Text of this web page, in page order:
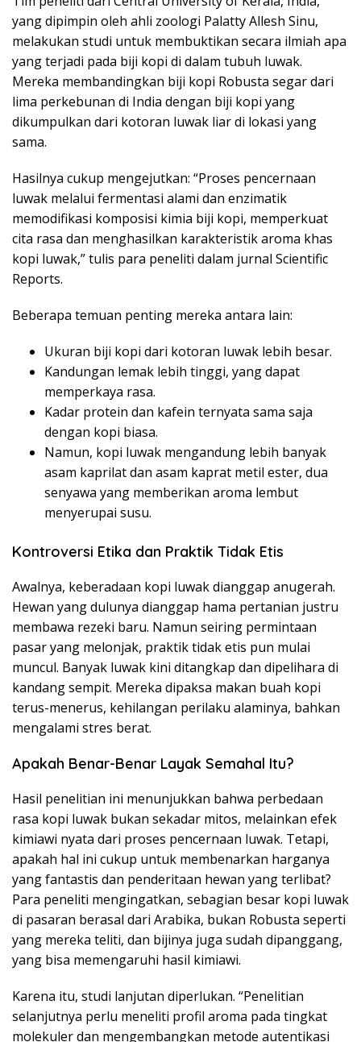
yang dipimpin oleh ahli zoologi Palatty Allesh Sinu,
melakukan studi untuk membuktikan secara ilmiah apa
yang terjadi pada biji kopi di dalam tubuh luwak.
Mereka membandingkan biji kopi Robusta segar dari
lima perkebunan di India dengan biji kopi yang
dikumpulkan dari kotoran luwak liar di lokasi yang
sama.
Hasilnya cukup mengejutkan: “Proses pencernaan
luwak melalui fermentasi alami dan enzimatik
memodifikasi komposisi kimia biji kopi, memperkuat
cita rasa dan menghasilkan karakteristik aroma khas
kopi luwak,” tulis para peneliti dalam jurnal Scientific
Reports.
Beberapa temuan penting mereka antara lain:
Ukuran biji kopi dari kotoran luwak lebih besar.
Kandungan lemak lebih tinggi, yang dapat
memperkaya rasa.
Kadar protein dan kafein ternyata sama saja
dengan kopi biasa.
Namun, kopi luwak mengandung lebih banyak
asam kaprilat dan asam kaprat metil ester, dua
senyawa yang memberikan aroma lembut
menyerupai susu.
Kontroversi Etika dan Praktik Tidak Etis
Awalnya, keberadaan kopi luwak dianggap anugerah.
Hewan yang dulunya dianggap hama pertanian justru
membawa rezeki baru. Namun seiring permintaan
pasar yang melonjak, praktik tidak etis pun mulai
muncul. Banyak luwak kini ditangkap dan dipelihara di
kandang sempit. Mereka dipaksa makan buah kopi
terus-menerus, kehilangan perilaku alaminya, bahkan
mengalami stres berat.
Apakah Benar-Benar Layak Semahal Itu?
Hasil penelitian ini menunjukkan bahwa perbedaan
rasa kopi luwak bukan sekadar mitos, melainkan efek
kimiawi nyata dari proses pencernaan luwak. Tetapi,
apakah hal ini cukup untuk membenarkan harganya
yang fantastis dan penderitaan hewan yang terlibat?
Para peneliti mengingatkan, sebagian besar kopi luwak
di pasaran berasal dari Arabika, bukan Robusta seperti
yang mereka teliti, dan bijinya juga sudah dipanggang,
yang bisa memengaruhi hasil kimiawi.
Karena itu, studi lanjutan diperlukan. “Penelitian
selanjutnya perlu meneliti profil aroma pada tingkat
molekuler dan mengembangkan metode autentikasi